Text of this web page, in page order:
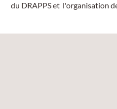
du DRAPPS et l'organisation